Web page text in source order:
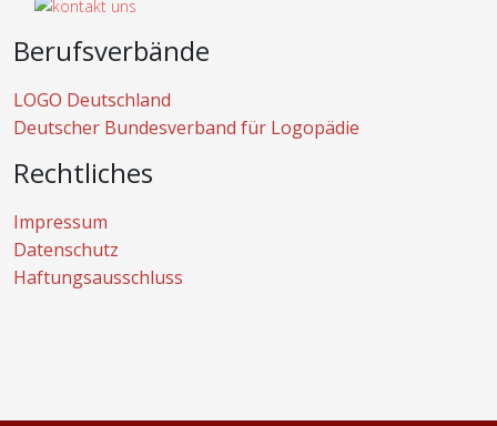
Berufsverbände
LOGO Deutschland
Deutscher Bundesverband für Logopädie
Rechtliches
Impressum
Datenschutz
Haftungsausschluss